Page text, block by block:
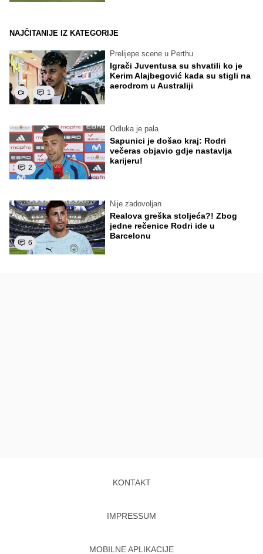
NAJČITANIJE IZ KATEGORIJE
1
Prelijepe scene u Perthu
Igrači Juventusa su shvatili ko je
Kerim Alajbegović kada su stigli na
aerodrom u Australiji
2
Odluka je pala
Sapunici je došao kraj: Rodri
večeras objavio gdje nastavlja
karijeru!
6
Nije zadovoljan
Realova greška stoljeća?! Zbog
jedne rečenice Rodri ide u
Barcelonu
KONTAKT
IMPRESSUM
MOBILNE APLIKACIJE